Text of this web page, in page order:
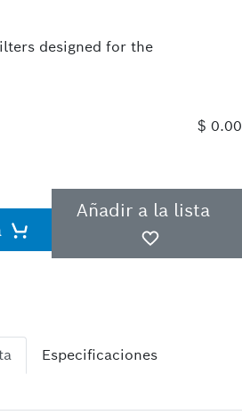
designed for the
$ 0.00
Añadir a la lista
Especificaciones